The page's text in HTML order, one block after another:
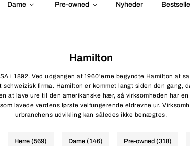
Dame Pre-owned Nyheder
Hamilton
i 1892. Ved udgangen af 1960'erne begyndte Hamilton at
firma. Hamilton er kommet langt siden den gang,
at lave ure til den amerikanske hær, så virksomheden har
lavede verdens første velfungerende eldrevne ur.
urbranchens udvikling kan således ikke benægtes.
Herre (569) Dame (146) Pre-owned (318)